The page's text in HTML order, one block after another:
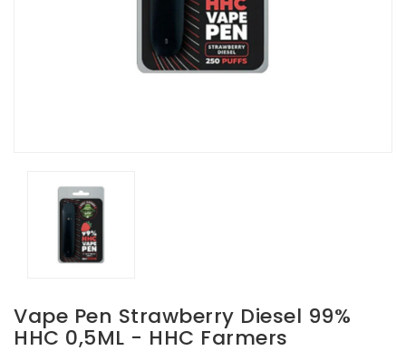
Vape Pen Strawberry Diesel 99%
HHC 0,5ML - HHC Farmers